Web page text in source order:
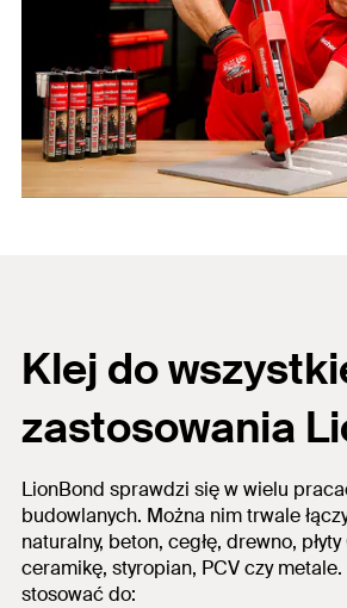
Klej do
zastosowania
LionBond sprawdzi się w wielu
budowlanych. Można nim trwale
naturalny, beton, cegłę, drewno, płyty
ceramikę, styropian, PCV czy metale.
stosować do: